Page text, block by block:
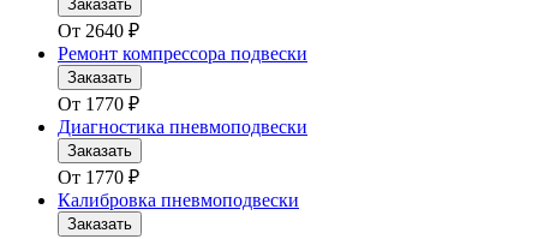
Заказать
От 2640 ₽
Ремонт компрессора подвески
Заказать
От 1770 ₽
Диагностика пневмоподвески
Заказать
От 1770 ₽
Калибровка пневмоподвески
Заказать